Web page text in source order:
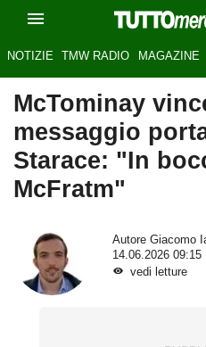
NOTIZIE TMW RADIO MAGAZINE
McTominay
messaggio
Starace: "In
McFratm"
Autore Giacomo
14.06.2026 09:15
vedi letture